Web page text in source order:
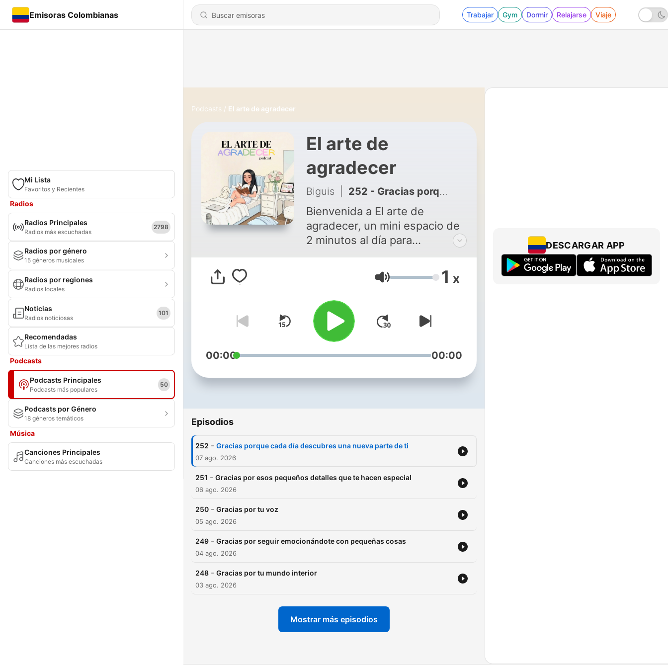
Emisoras Colombianas Trabajar Gym Dormir Relajarse Viaje
Mi Lista
Favoritos y Recientes
Radios
Radios Principales
Radios más escuchadas
2798
Radios por género
15 géneros musicales
Radios por regiones
Radios locales
Noticias
Radios noticiosas
101
Recomendadas
Lista de las mejores radios
Podcasts
Podcasts Principales
Podcasts más populares
50
Podcasts por Género
18 géneros temáticos
Música
Canciones Principales
Canciones más escuchadas
Podcasts El arte de agradecer
El arte de
agradecer
Biguis 252 - Gracias porque cada día descubres una nueva parte de ti
Bienvenida a El arte de
agradecer, un mini espacio de
2 minutos al día para
y con todo lo bonito que ya
cotidiano, lo mágico, y lo
simple… cada episodio es
como una notita de amor para
tu alma, con reflexiones
suaves, afirmaciones, y
conectar con la gratitud.
Volumen 1 x
00:00 00:00
Episodios
252 - Gracias porque cada día descubres una nueva parte de ti
07 ago. 2026
251 - Gracias por esos pequeños detalles que te hacen especial
06 ago. 2026
250 - Gracias por tu voz
05 ago. 2026
249 - Gracias por seguir emocionándote con pequeñas cosas
04 ago. 2026
248 - Gracias por tu mundo interior
03 ago. 2026
Mostrar más episodios
DESCARGAR APP